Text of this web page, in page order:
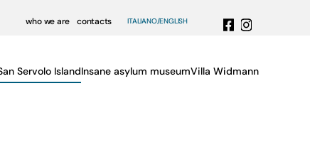
who we are contacts ITALIANO ENGLISH
Servolo IslandInsane asylum museumVilla Widmann